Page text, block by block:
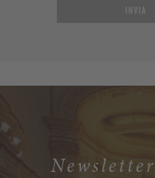
INVIA
Newsletter